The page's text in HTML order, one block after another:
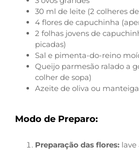
30 ml de leite (2 colheres
4 flores de capuchinha
2 folhas jovens de
picadas)
Sal e pimenta-do-reino
Queijo parmesão ralado a
colher de sopa)
Azeite de oliva ou
Modo de Preparo:
Preparação das flores: lave